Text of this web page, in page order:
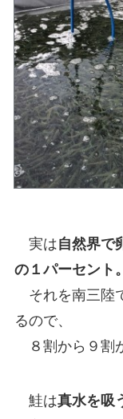
実は自然界で
の１パーセント。
それを南三陸
るので、
８割から９割
鮭は真水を吸